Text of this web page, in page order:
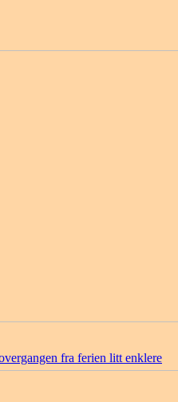
fra ferien litt enklere